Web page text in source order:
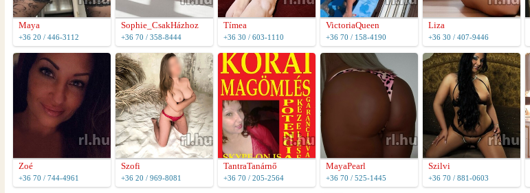
Maya
+36 20 / 446-3112
Sophie_CsakHázhoz
+36 70 / 358-8444
Tímea
+36 30 / 603-1110
VictoriaQueen
+36 70 / 158-4190
Liza
+36 30 / 407-9446
Zoé
+36 70 / 744-4961
Szofi
+36 20 / 969-8081
TantraTanárnő
+36 70 / 205-2564
MayaPearl
+36 70 / 525-1445
Szilvi
+36 70 / 881-0603